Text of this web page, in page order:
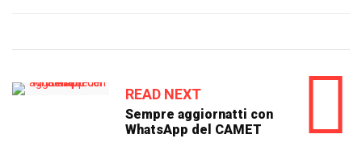
READ NEXT
Sempre aggiornatti con
WhatsApp del CAMET